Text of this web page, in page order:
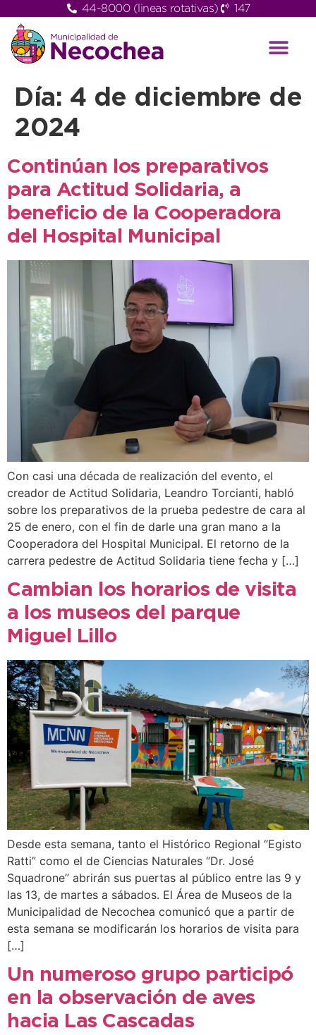
44-8000 (lineas rotativas) 147
Día: 4 de diciembre de
2024
Continúan los preparativos
para Actitud Solidaria, a
beneficio de la Cooperadora
del Hospital Municipal
Con casi una década de realización del evento, el
creador de Actitud Solidaria, Leandro Torcianti, habló
sobre los preparativos de la prueba pedestre de cara al
25 de enero, con el fin de darle una gran mano a la
Cooperadora del Hospital Municipal. El retorno de la
carrera pedestre de Actitud Solidaria tiene fecha y […]
Cambian los horarios de visita
a los museos del parque
Miguel Lillo
Desde esta semana, tanto el Histórico Regional “Egisto
Ratti” como el de Ciencias Naturales “Dr. José
Squadrone” abrirán sus puertas al público entre las 9 y
las 13, de martes a sábados. El Área de Museos de la
Municipalidad de Necochea comunicó que a partir de
esta semana se modificarán los horarios de visita para
[…]
Un numeroso grupo participó
en la observación de aves
hacia Las Cascadas